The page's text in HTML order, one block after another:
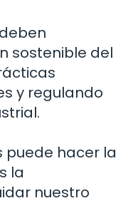
sostenible del
y regulando
puede hacer la
la
nuestro